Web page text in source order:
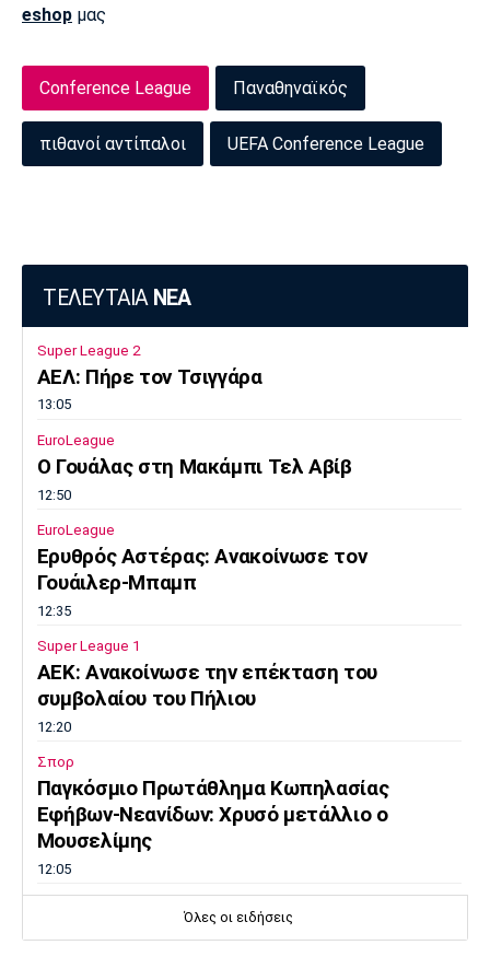
eshop μας
Conference League Παναθηναϊκός
πιθανοί αντίπαλοι UEFA Conference League
ΤΕΛΕΥΤΑΙΑ ΝΕΑ
Super League 2
ΑΕΛ: Πήρε τον Τσιγγάρα
13:05
EuroLeague
Ο Γουάλας στη Μακάμπι Τελ Αβίβ
12:50
EuroLeague
Ερυθρός Αστέρας: Ανακοίνωσε τον
Γουάιλερ-Μπαμπ
12:35
Super League 1
ΑΕΚ: Ανακοίνωσε την επέκταση του
συμβολαίου του Πήλιου
12:20
Σπορ
Παγκόσμιο Πρωτάθλημα Κωπηλασίας
Εφήβων-Νεανίδων: Χρυσό μετάλλιο ο
Μουσελίμης
12:05
Αναντολού Εφές: Καθυστερεί η επιστροφή
Όλες οι ειδήσεις